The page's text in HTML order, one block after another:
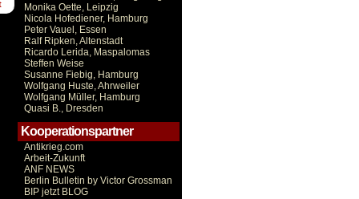
Monika Oette, Leipzig
Nicola Hofediener, Hamburg
Peter Vauel, Essen
Ralf Ripken, Altenstadt
Ricardo Lerida, Maspalomas
Steffen Weise
Susanne Fiebig, Hamburg
Wolfgang Huste, Ahrweiler
Wolfgang Müller, Hamburg
Quasi B., Dresden
Kooperationspartner
Antikrieg.com
Arbeit-Zukunft
ANF NEWS
Berlin Bulletin by Victor Grossman
BIP jetzt BLOG